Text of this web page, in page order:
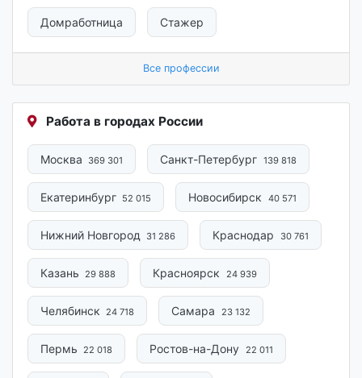
Домработница Стажер
Все профессии
Работа в городах России
Москва 369 301 Санкт-Петербург 139 818
Екатеринбург 52 015 Новосибирск 40 571
Нижний Новгород 31 286 Краснодар 30 761
Казань 29 888 Красноярск 24 939
Челябинск 24 718 Самара 23 132
Пермь 22 018 Ростов-на-Дону 22 011